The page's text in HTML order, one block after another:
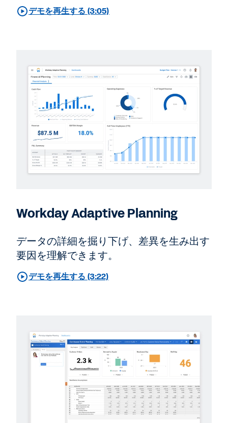
デモを再生する (3:05)
Workday Adaptive Planning
データの詳細を掘り下げ、差異を生み出す
要因を理解できます。
デモを再生する (3:22)